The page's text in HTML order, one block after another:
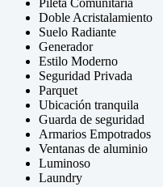
Pileta Comunitaria
Doble Acristalamiento
Suelo Radiante
Generador
Estilo Moderno
Seguridad Privada
Parquet
Ubicación tranquila
Guarda de seguridad
Armarios Empotrados
Ventanas de aluminio
Luminoso
Laundry